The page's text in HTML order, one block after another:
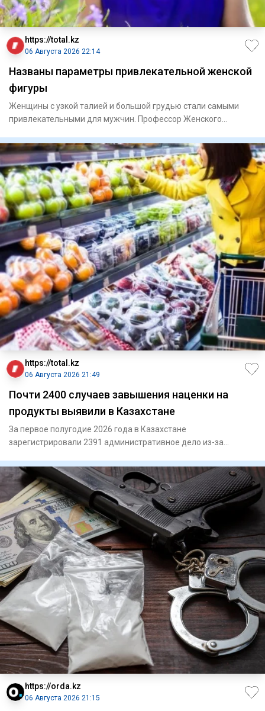
https://total.kz
06 Августа 2026 22:14
Названы параметры привлекательной женской
фигуры
Женщины с узкой талией и большой грудью стали самыми
привлекательными для мужчин. Профессор Женского
https://total.kz
06 Августа 2026 21:49
Почти 2400 случаев завышения наценки на
продукты выявили в Казахстане
За первое полугодие 2026 года в Казахстане
зарегистрировали 2391 административное дело из-за
https://orda.kz
06 Августа 2026 21:15